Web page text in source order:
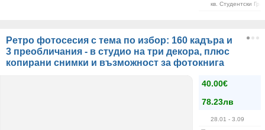
кв. Студентски
Ретро фотосесия с тема по избор: 160 кадъра и
3 преобличания - в студио на три декора, плюс
копирани снимки и възможност за фотокнига
40.00€
78.23лв
28.01 - 3.09